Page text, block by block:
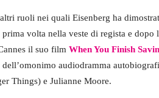
ruoli nei quali Eisenberg ha
volta nella veste di regista e dopo
il suo film When You Finish
audiodramma
Things) e Julianne Moore.